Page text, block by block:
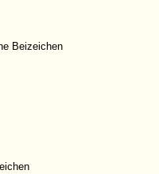
Beizeichen